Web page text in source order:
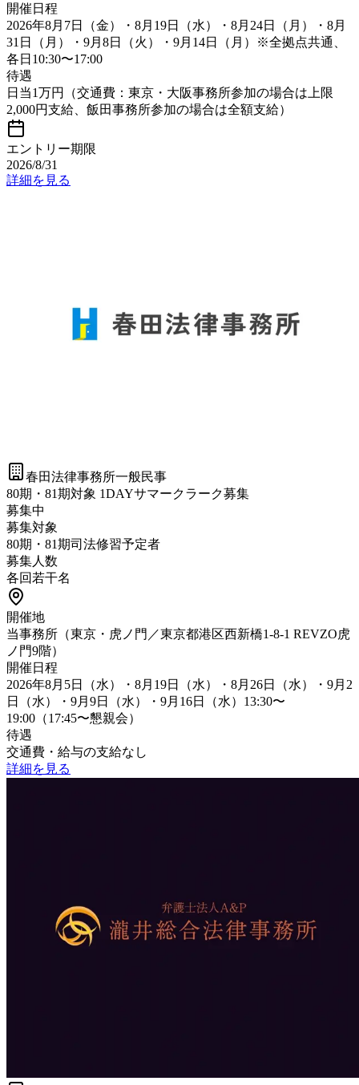
開催日程
2026年8月7日（金）・8月19日（水）・8月24日（月）・8月
31日（月）・9月8日（火）・9月14日（月）※全拠点共通、
各日10:30〜17:00
待遇
日当1万円（交通費：東京・大阪事務所参加の場合は上限
2,000円支給、飯田事務所参加の場合は全額支給）
エントリー期限
2026/8/31
詳細を見る
春田法律事務所一般民事
80期・81期対象 1DAYサマークラーク募集
募集中
募集対象
80期・81期司法修習予定者
募集人数
各回若干名
開催地
当事務所（東京・虎ノ門／東京都港区西新橋1-8-1 REVZO虎
ノ門9階）
開催日程
2026年8月5日（水）・8月19日（水）・8月26日（水）・9月2
日（水）・9月9日（水）・9月16日（水）13:30〜
19:00（17:45〜懇親会）
待遇
交通費・給与の支給なし
詳細を見る